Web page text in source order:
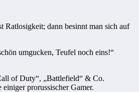
Ratlosigkeit; dann besinnt man sich auf
umgucken, Teufel noch eins!“
of Duty“, „Battlefield“ & Co.
prorussischer Gamer.